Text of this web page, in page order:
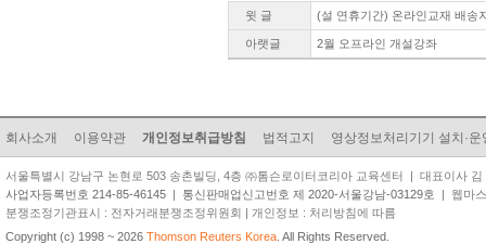
윗 글 (설 연휴기간) 온라인교재 배송
아랫글 2월 오프라인 개설강좌
회사소개 이용약관 개인정보취급방침 법적고지 영상정보처리기기 설치·운
서울특별시 강남구 논현로 503 송촌빌딩, 4층 ㈜톰슨로이터코리아 교육센터 | 대표이사
사업자등록번호 214-85-46145 | 통신판매업신고번호 제 2020-서울강남-03129호 | 웹마
분쟁조정기관표시 : 전자거래분쟁조정위원회 | 개인정보 : 처리방침에 따름
Copyright (c) 1998 ~ 2026 Thomson Reuters Korea . All Rights Reserved.